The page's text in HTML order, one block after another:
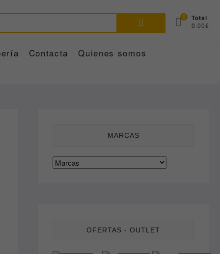
Buscar
0 Total
0.00€
Contacta Quienes somos
MARCAS
OFERTAS - OUTLET